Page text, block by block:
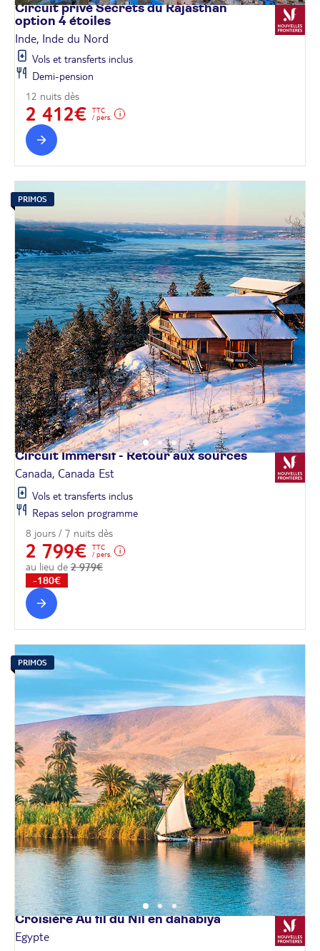
Circuit privé Secrets du Rajasthan
option 4 étoiles
Inde, Inde du Nord
Vols et transferts inclus
Demi-pension
12 nuits dès
2 412€
TTC
/ pers.
PRIMOS
Circuit Immersif - Retour auxsources
Canada, Canada Est
Vols et transferts inclus
Repas selon programme
8 jours / 7 nuits dès
2 799€
TTC
/ pers.
au lieu de 2 979€
-180€
PRIMOS
Croisière Au fil du Nil endahabiya
Egypte